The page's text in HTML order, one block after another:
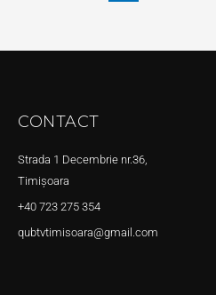
CONTACT
Strada 1 Decembrie nr.36,
Timișoara
+40 723 275 354
qubtvtimisoara@gmail.com